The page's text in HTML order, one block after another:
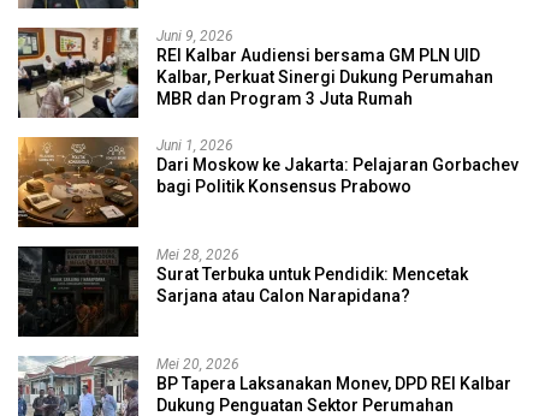
Juni 9, 2026
REI Kalbar Audiensi bersama GM PLN UID
Kalbar, Perkuat Sinergi Dukung Perumahan
MBR dan Program 3 Juta Rumah
Juni 1, 2026
Dari Moskow ke Jakarta: Pelajaran Gorbachev
bagi Politik Konsensus Prabowo
Mei 28, 2026
Surat Terbuka untuk Pendidik: Mencetak
Sarjana atau Calon Narapidana?
Mei 20, 2026
BP Tapera Laksanakan Monev, DPD REI Kalbar
Dukung Penguatan Sektor Perumahan